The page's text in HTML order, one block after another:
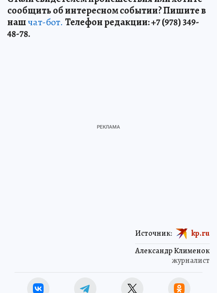
сообщить об интересном событии? Пишите в
нашчат-бот. Телефон редакции: +7 (978) 349-
48-78.
Александр Клименок
журналист
Источник: kp.ru